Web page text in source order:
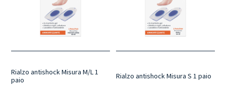
Rialzo antishock Misura M/L 1
paio
Rialzo antishock Misura S 1 paio